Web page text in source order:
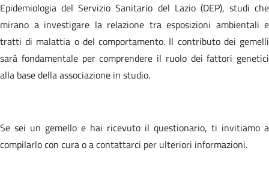
Epidemiologia del Servizio Sanitario del Lazio (DEP), studi che
mirano a investigare la relazione tra esposizioni ambientali e
tratti di malattia o del comportamento. Il contributo dei gemelli
sarà fondamentale per comprendere il ruolo dei fattori genetici
alla base della associazione in studio.
Se sei un gemello e hai ricevuto il questionario, ti invitiamo a
compilarlo con cura o a contattarci per ulteriori informazioni.